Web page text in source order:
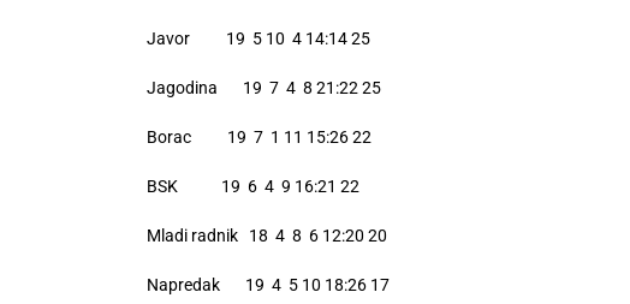
Javor 19 5 10 4 14:14 25
Jagodina 19 7 4 8 21:22 25
Borac 19 7 1 11 15:26 22
BSK 19 6 4 9 16:21 22
Mladi radnik 18 4 8 6 12:20 20
Napredak 19 4 5 10 18:26 17